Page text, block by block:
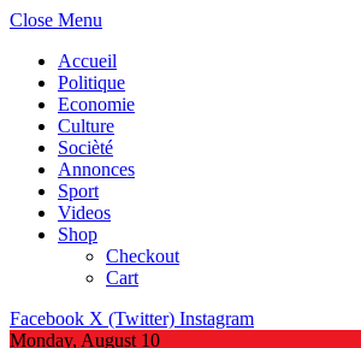
Close Menu
Accueil
Politique
Economie
Culture
Socièté
Annonces
Sport
Videos
Shop
Checkout
Cart
Facebook X (Twitter) Instagram
Monday, August 10